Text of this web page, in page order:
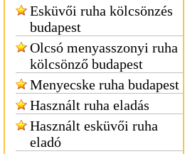
Esküvői ruha kölcsönzés
budapest
Olcsó menyasszonyi ruha
kölcsönző budapest
Menyecske ruha budapest
Használt ruha eladás
Használt esküvői ruha
eladó